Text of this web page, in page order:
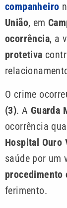
companheiro
União, em
ocorrência, a
protetiva
O crime
(3). A Guarda
ocorrência
Hospital Ouro
saúde por um
procedimento
ferimento.